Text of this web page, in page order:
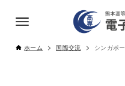
ホーム 国際交流 シンガポ